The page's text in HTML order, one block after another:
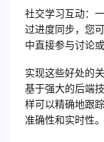
社交学习互动：
过进度同步，您
中直接参与讨论或
实现这些好处的
基于强大的后端
样可以精确地跟
准确性和实时性。